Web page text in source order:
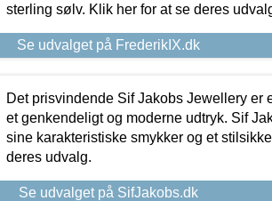
sterling sølv. Klik her for at se deres
Se udvalget på FrederikIX.dk
Det prisvindende Sif Jakobs Jewellery er
et genkendeligt og moderne udtryk. Sif
sine karakteristiske smykker og et
deres udvalg.
Se udvalget på SifJakobs.dk